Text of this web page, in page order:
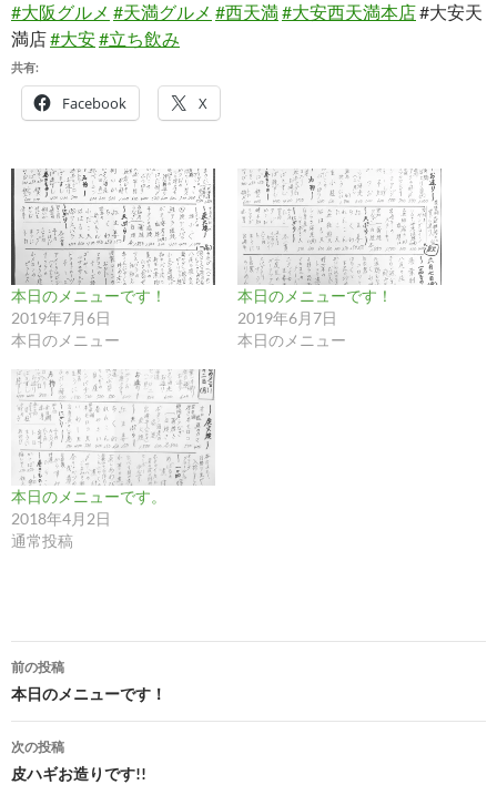
#大阪グルメ #天満グルメ #西天満#大安西天満本店#大安天
満店#大安#立ち飲み
共有:
Facebook X
本日のメニューです！
2019年7月6日
本日のメニュー
本日のメニューです！
2019年6月7日
本日のメニュー
本日のメニューです。
2018年4月2日
通常投稿
投
稿
ナ
ビ
前の投稿
本日のメニューです！
次の投稿
皮ハギお造りです!!